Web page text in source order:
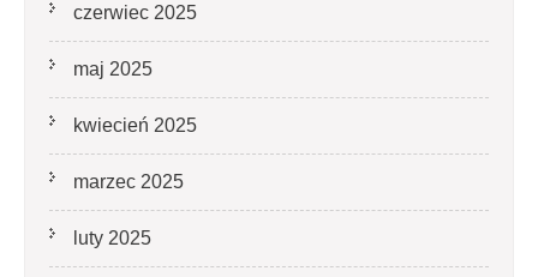
czerwiec 2025
maj 2025
kwiecień 2025
marzec 2025
luty 2025